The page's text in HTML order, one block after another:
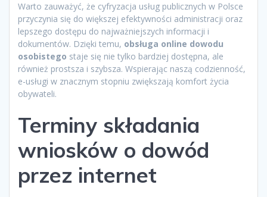
Warto zauważyć, że cyfryzacja usług publicznych w Polsce
przyczynia się do większej efektywności administracji oraz
lepszego dostępu do najważniejszych informacji i
dokumentów. Dzięki temu, obsługa online dowodu
osobistego staje się nie tylko bardziej dostępna, ale
również prostsza i szybsza. Wspierając naszą codzienność,
e-usługi w znacznym stopniu zwiększają komfort życia
obywateli.
Terminy składania
wniosków o dowód
przez internet